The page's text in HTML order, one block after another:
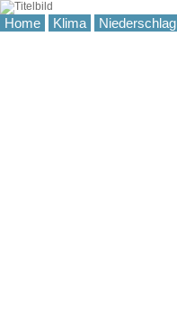
Home Klima Niederschlag